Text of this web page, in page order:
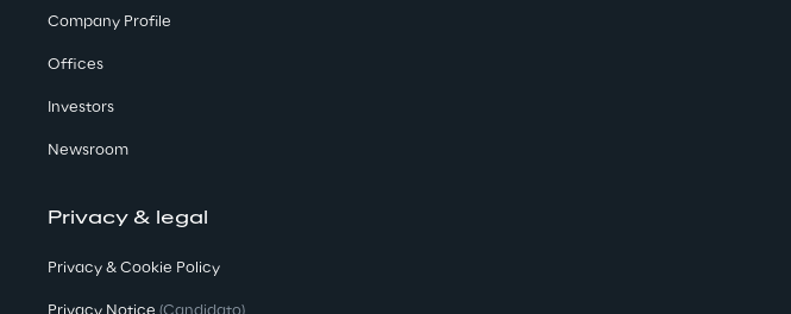
Company Profile
Offices
Investors
Newsroom
Privacy & legal
Privacy & Cookie Policy